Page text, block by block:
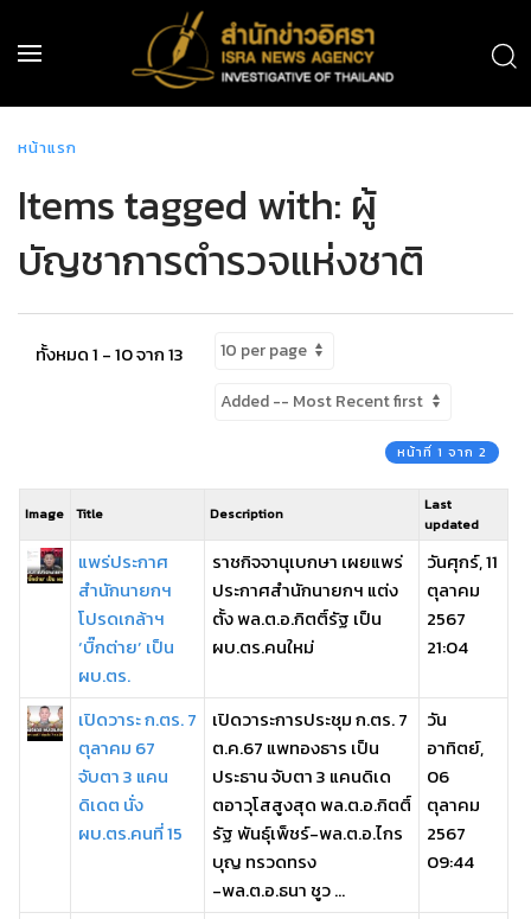
หน้าแรก
Items tagged with: ผู้
บัญชาการตำรวจแห่งชาติ
ทั้งหมด 1 - 10 จาก 13
หน้าที่ 1 จาก 2
Image Title Description
Last
updated
แพร่ประกาศ
สำนักนายกฯ
โปรดเกล้าฯ
‘บิ๊กต่าย’ เป็น
ผบ.ตร.
ราชกิจจานุเบกษา เผยแพร่
ประกาศสำนักนายกฯ แต่ง
ตั้ง พล.ต.อ.กิตติ์รัฐ เป็น
ผบ.ตร.คนใหม่
วันศุกร์, 11
ตุลาคม
2567
21:04
เปิดวาระ ก.ตร. 7
ตุลาคม 67
จับตา 3 แคน
ดิเดต นั่ง
ผบ.ตร.คนที่ 15
เปิดวาระการประชุม ก.ตร. 7
ต.ค.67 แพทองธาร เป็น
ประธาน จับตา 3 แคนดิเด
ตอาวุโสสูงสุด พล.ต.อ.กิตติ์
รัฐ พันธุ์เพ็ชร์-พล.ต.อ.ไกร
บุญ ทรวดทรง
-พล.ต.อ.ธนา ชูว ...
วัน
อาทิตย์,
06
ตุลาคม
2567
09:44